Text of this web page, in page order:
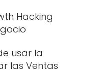
Hacking
usar la
las Ventas